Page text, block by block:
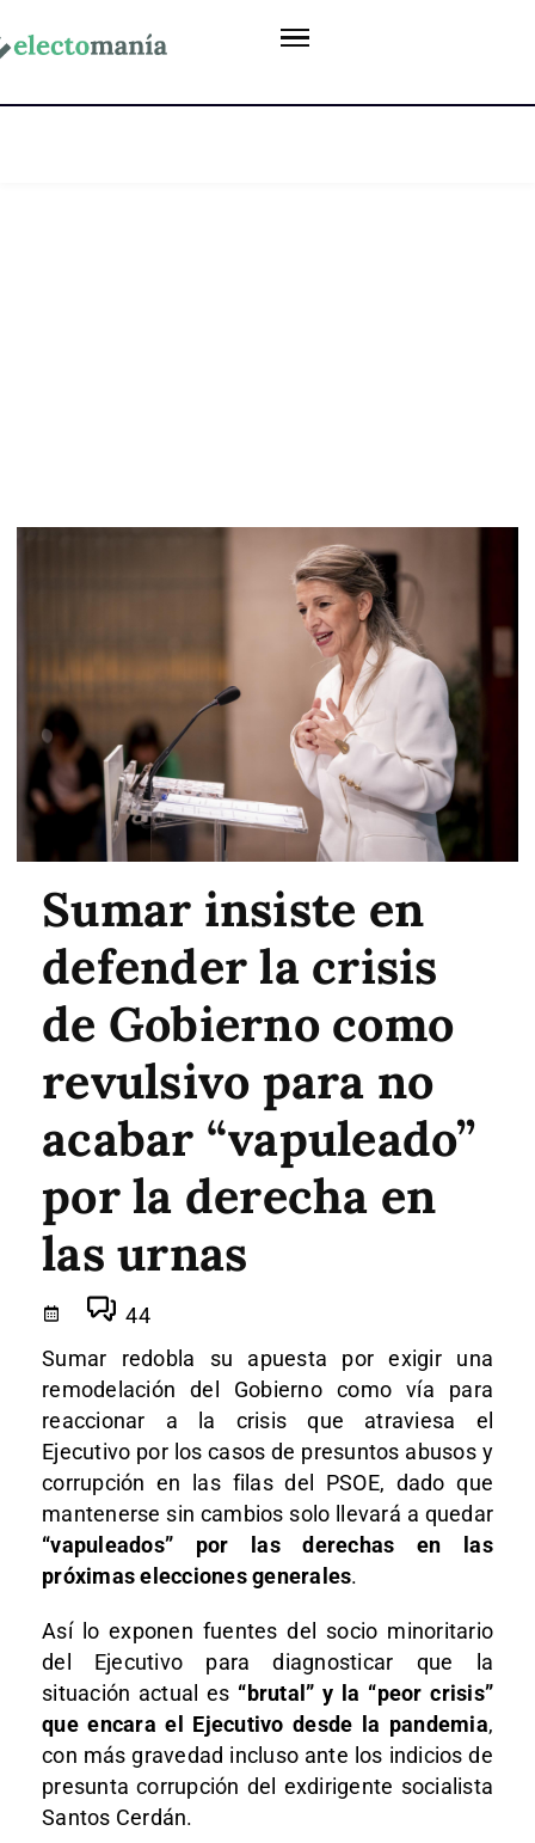
Sumar insiste en
defender la crisis
de Gobierno como
revulsivo para no
acabar “vapuleado”
por la derecha en
las urnas
44
Sumar redobla su apuesta por exigir una
remodelación del Gobierno como vía para
reaccionar a la crisis que atraviesa el
Ejecutivo por los casos de presuntos abusos y
corrupción en las filas del PSOE, dado que
mantenerse sin cambios solo llevará a quedar
“vapuleados” por las derechas en las
próximas elecciones generales.
Así lo exponen fuentes del socio minoritario
del Ejecutivo para diagnosticar que la
situación actual es “brutal” y la “peor crisis”
que encara el Ejecutivo desde la pandemia,
con más gravedad incluso ante los indicios de
presunta corrupción del exdirigente socialista
Santos Cerdán.